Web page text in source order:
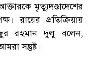
মৃত্যুদণ্ডাদেশের
রায়ের প্রতিক্রিয়ায়
রহমান দুলু বলেন,
সন্তুষ্ট।